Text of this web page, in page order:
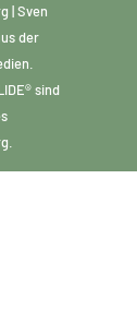
| Sven
der
sind